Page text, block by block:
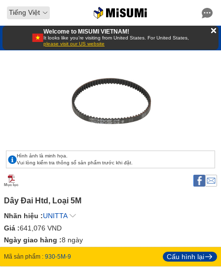
Tiếng Việt
Welcome to MISUMI VIETNAM!
It looks like you’re visiting from United States. For United States,
please visit our US website
Hình ảnh là minh họa.
Vui lòng kiểm tra thông số sản phẩm trước khi đặt.
Mục lục
Dây Đai Htd, Loại 5M
Nhãn hiệu :UNITTA
Giá :641,076 VND
Ngày giao hàng :8 ngày
Mã sản phẩm : 930-5M-9 Cấu hình lại